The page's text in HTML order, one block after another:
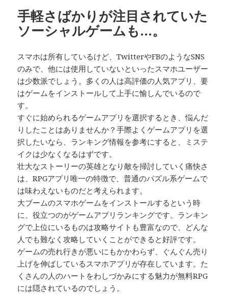
ー
手軽さばかりが注目されていた
ソーシャルゲームも…。
スマホは所有しているけど、TwitterやFBのようなSNS
のみで、他には使用していないといったスマホユーザー
は少数派でしょう。多くの人は高評価の人気アプリ、要
はゲームをインストールして上手に愉しんでいるので
す。
すぐに始められるゲームアプリを選択するとき、悩んだ
りしたことはありませんか？手際よくゲームアプリを選
択したいなら、ランキング情報を参考にすると、ミステ
イクは少なくなるはずです。
壮大なストーリーの英雄となり敵を掃討していく痛快さ
は、RPGアプリ唯一の特徴で、普通のパズル系ゲームで
は味わえないものだと考えられます。
大ブームのスマホゲームをインストールするという時
に、役立つのがゲームアプリランキングです。ランキン
グで上位にいるものは攻略サイトも豊富なので、どんな
人でも難なく攻略していくことができると好評です。
ゲームの売れ行きが悪いにもかかわらず、ぐんぐん売り
上げを伸ばしているスマホアプリが存在しています。た
くさんの人のハートをわしづかみにする魅力が無料RPG
には隠されているのでしょう。